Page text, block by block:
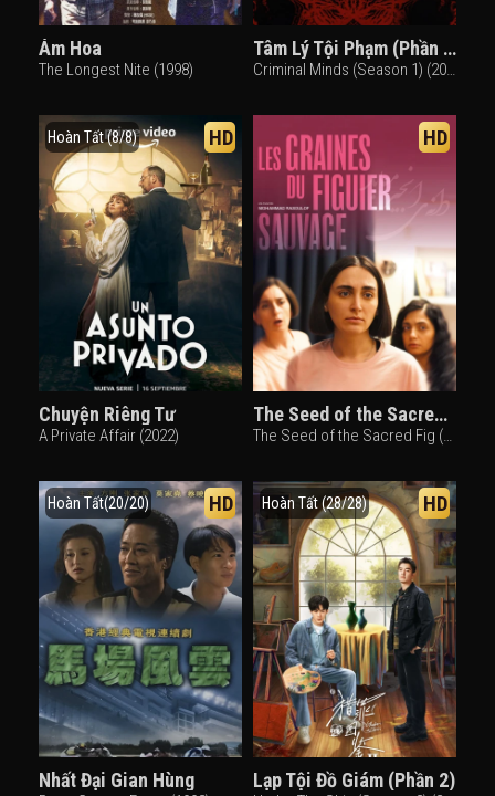
Ám Hoa
The Longest Nite (1998)
Tâm Lý Tội Phạm (Phần 1)
Criminal Minds (Season 1) (2005)
Hoàn Tất (8/8) HD
Chuyện Riêng Tư
A Private Affair (2022)
HD
The Seed of the Sacred Fig
The Seed of the Sacred Fig (2024)
Hoàn Tất(20/20) HD
Nhất Đại Gian Hùng
Hoàn Tất (28/28) HD
Lạp Tội Đồ Giám (Phần 2)